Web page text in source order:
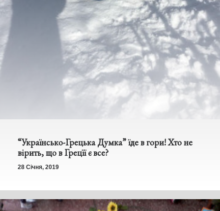
“Українсько-Грецька Думка” їде в гори! Хто не
вірить, що в Грецїї є все?
28 Січня, 2019